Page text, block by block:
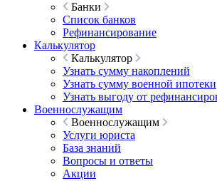
Банки
Список банков
Рефинансирование
Калькулятор
Калькулятор
Узнать сумму накоплений
Узнать сумму военной ипотеки
Узнать выгоду от
Военнослужащим
Военнослужащим
Услуги юриста
База знаний
Вопросы и ответы
Акции